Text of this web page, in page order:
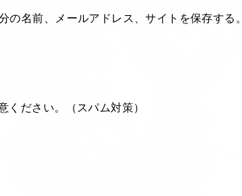
名前、メールアドレス、サイトを保存する。
ください。（スパム対策）